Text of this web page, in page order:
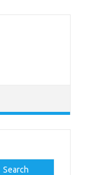
Search